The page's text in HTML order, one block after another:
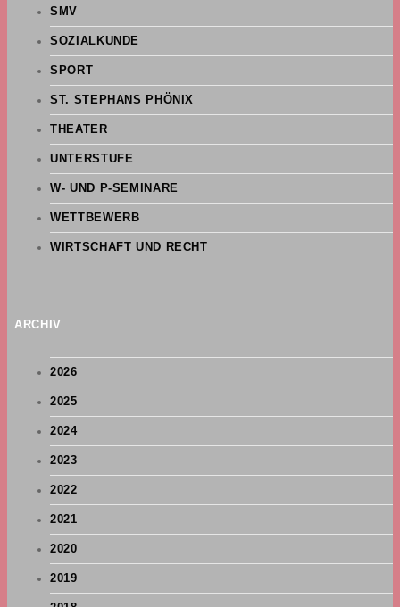
SMV
SOZIALKUNDE
SPORT
ST. STEPHANS PHÖNIX
THEATER
UNTERSTUFE
W- UND P-SEMINARE
WETTBEWERB
WIRTSCHAFT UND RECHT
ARCHIV
2026
2025
2024
2023
2022
2021
2020
2019